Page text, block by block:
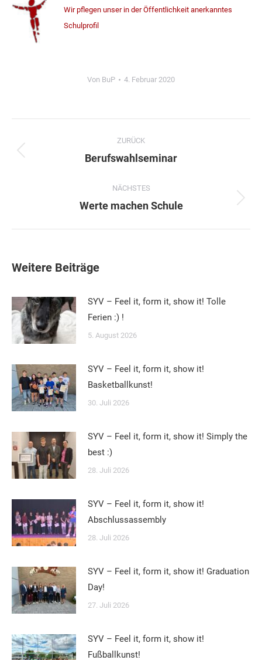
Wir pflegen unser in der Öffentlichkeit anerkanntes
Schulprofil
Von BuP 4. Februar 2020
ZURÜCK
Vorheriger
Berufswahlseminar
NÄCHSTES
Nächster
Werte machen Schule
Weitere Beiträge
SYV – Feel it, form it, show it! Tolle
Ferien :) !
5. August 2026
SYV – Feel it, form it, show it!
Basketballkunst!
30. Juli 2026
SYV – Feel it, form it, show it! Simply the
best :)
28. Juli 2026
SYV – Feel it, form it, show it!
Abschlussassembly
28. Juli 2026
SYV – Feel it, form it, show it! Graduation
Day!
27. Juli 2026
SYV – Feel it, form it, show it!
Fußballkunst!